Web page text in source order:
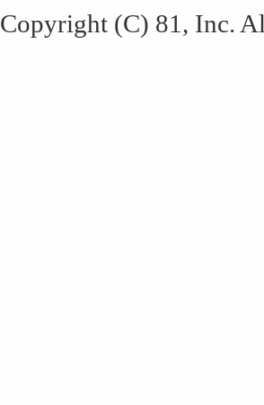
Copyright (C) 81, Inc.